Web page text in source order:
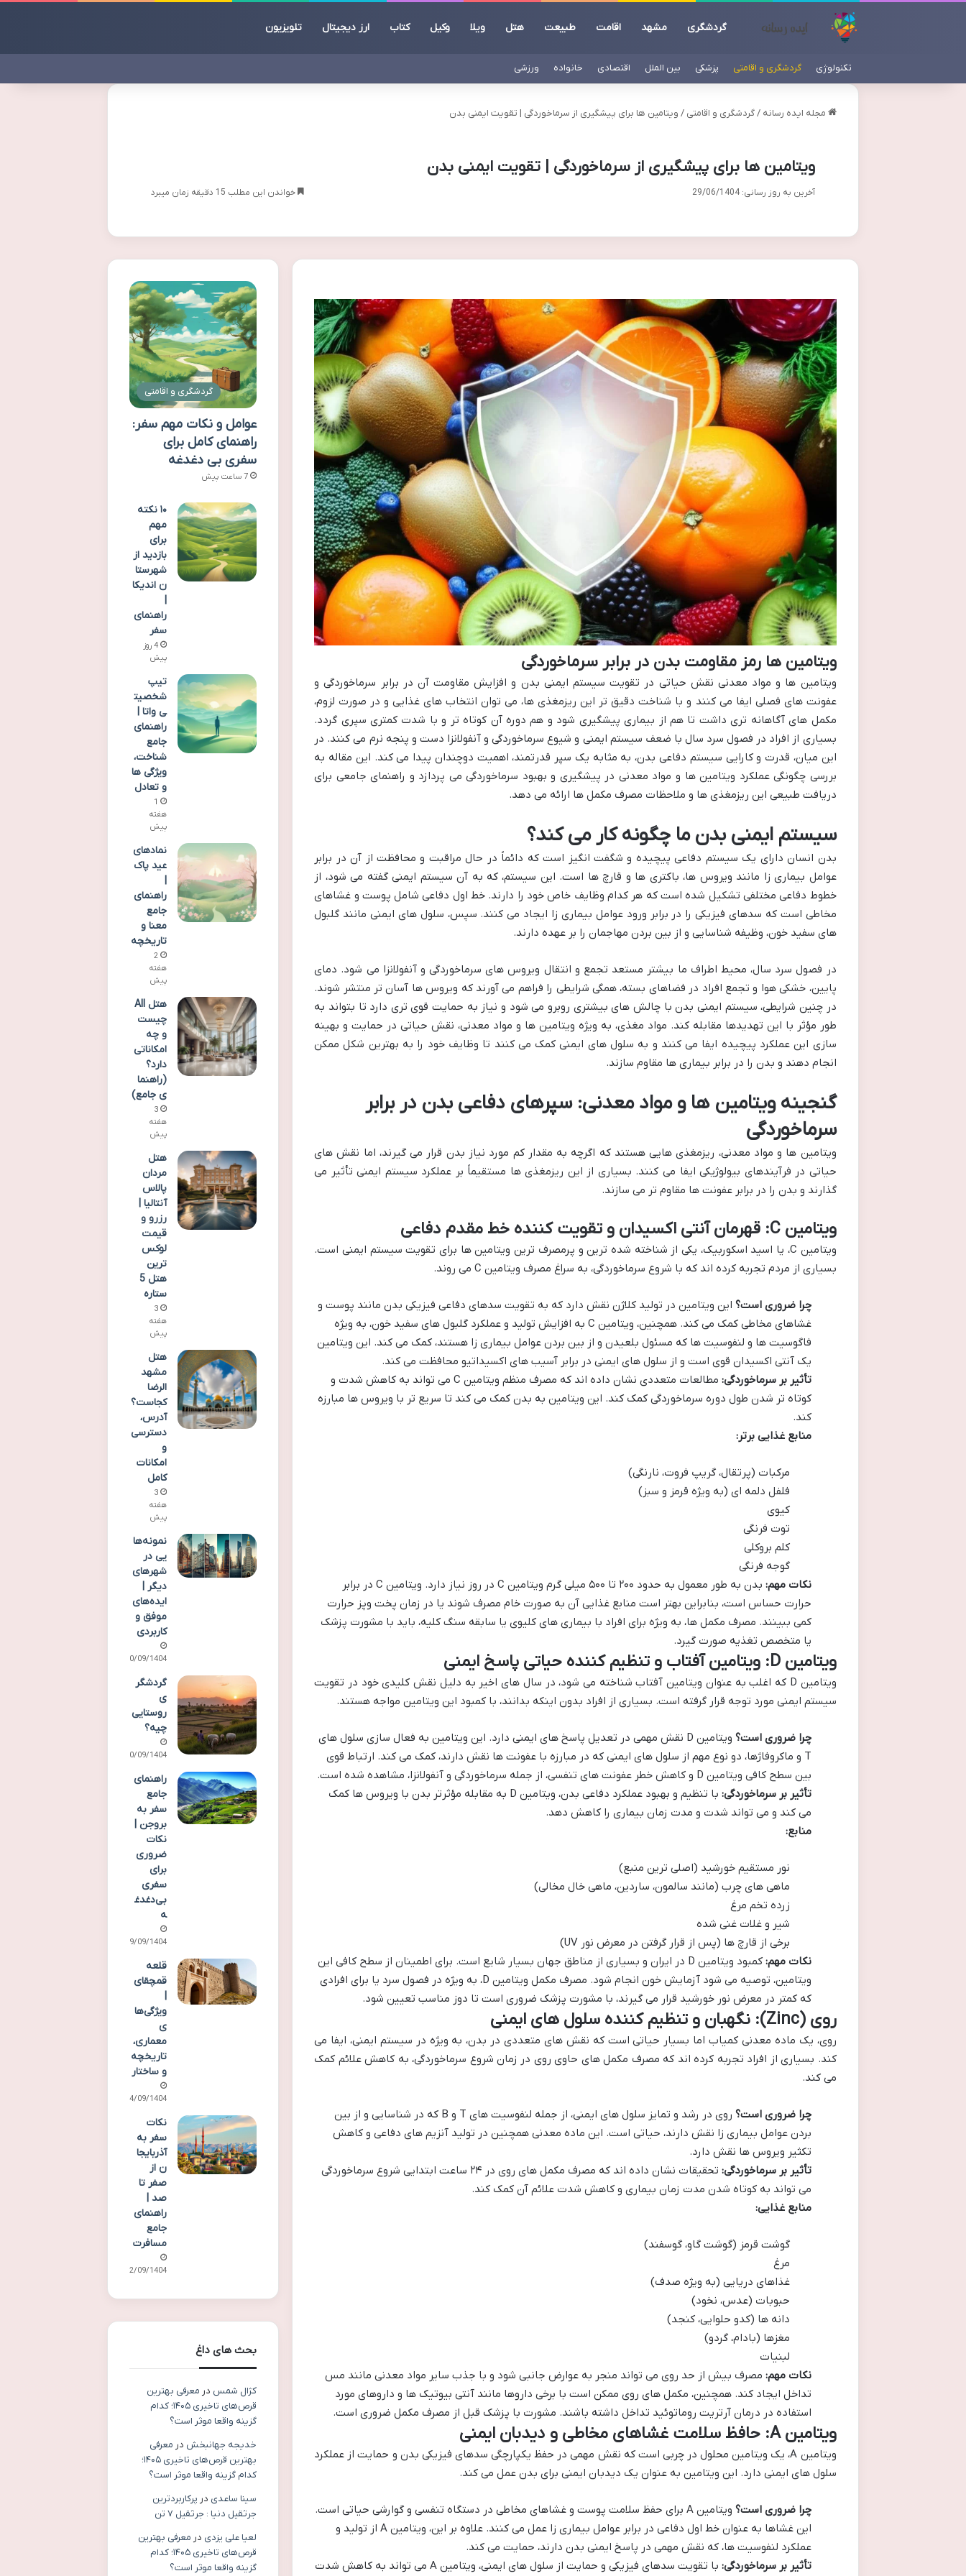
گردشگری مشهد اقامت طبیعت هتل ویلا وکیل کتاب ارز دیجیتال تلویزیون
تکنولوژی گردشگری و اقامتی پزشکی بین الملل اقتصادی خانواده ورزشی
مجله ایده رسانه / گردشگری و اقامتی / ویتامین ها برای پیشگیری از سرماخوردگی | تقویت ایمنی بدن
ویتامین ها برای پیشگیری از سرماخوردگی | تقویت ایمنی بدن
آخرین به روز رسانی: 29/06/1404 خواندن این مطلب 15 دقیقه زمان میبرد
ویتامین ها رمز مقاومت بدن در برابر سرماخوردگی
ویتامین ها و مواد معدنی نقش حیاتی در تقویت سیستم ایمنی بدن و افزایش مقاومت آن در برابر سرماخوردگی و
عفونت های فصلی ایفا می کنند و با شناخت دقیق تر این ریزمغذی ها، می توان انتخاب های غذایی و در صورت لزوم،
مکمل های آگاهانه تری داشت تا هم از بیماری پیشگیری شود و هم دوره آن کوتاه تر و با شدت کمتری سپری گردد.
بسیاری از افراد در فصول سرد سال با ضعف سیستم ایمنی و شیوع سرماخوردگی و آنفولانزا دست و پنجه نرم می کنند. در
این میان، قدرت و کارایی سیستم دفاعی بدن، به مثابه یک سپر قدرتمند، اهمیت دوچندان پیدا می کند. این مقاله به
بررسی چگونگی عملکرد ویتامین ها و مواد معدنی در پیشگیری و بهبود سرماخوردگی می پردازد و راهنمای جامعی برای
دریافت طبیعی این ریزمغذی ها و ملاحظات مصرف مکمل ها ارائه می دهد.
سیستم ایمنی بدن ما چگونه کار می کند؟
بدن انسان دارای یک سیستم دفاعی پیچیده و شگفت انگیز است که دائماً در حال مراقبت و محافظت از آن در برابر
عوامل بیماری زا مانند ویروس ها، باکتری ها و قارچ ها است. این سیستم، که به آن سیستم ایمنی گفته می شود، از
خطوط دفاعی مختلفی تشکیل شده است که هر کدام وظایف خاص خود را دارند. خط اول دفاعی شامل پوست و غشاهای
مخاطی است که سدهای فیزیکی را در برابر ورود عوامل بیماری زا ایجاد می کنند. سپس، سلول های ایمنی مانند گلبول
های سفید خون، وظیفه شناسایی و از بین بردن مهاجمان را بر عهده دارند.
در فصول سرد سال، محیط اطراف ما بیشتر مستعد تجمع و انتقال ویروس های سرماخوردگی و آنفولانزا می شود. دمای
پایین، خشکی هوا و تجمع افراد در فضاهای بسته، همگی شرایطی را فراهم می آورند که ویروس ها آسان تر منتشر شوند.
در چنین شرایطی، سیستم ایمنی بدن با چالش های بیشتری روبرو می شود و نیاز به حمایت قوی تری دارد تا بتواند به
طور مؤثر با این تهدیدها مقابله کند. مواد مغذی، به ویژه ویتامین ها و مواد معدنی، نقش حیاتی در حمایت و بهینه
سازی این عملکرد پیچیده ایفا می کنند و به سلول های ایمنی کمک می کنند تا وظایف خود را به بهترین شکل ممکن
انجام دهند و بدن را در برابر بیماری ها مقاوم سازند.
گنجینه ویتامین ها و مواد معدنی: سپرهای دفاعی بدن در برابر
سرماخوردگی
ویتامین ها و مواد معدنی، ریزمغذی هایی هستند که اگرچه به مقدار کم مورد نیاز بدن قرار می گیرند، اما نقش های
حیاتی در فرآیندهای بیولوژیکی ایفا می کنند. بسیاری از این ریزمغذی ها مستقیماً بر عملکرد سیستم ایمنی تأثیر می
گذارند و بدن را در برابر عفونت ها مقاوم تر می سازند.
ویتامین C: قهرمان آنتی اکسیدان و تقویت کننده خط مقدم دفاعی
ویتامین C، یا اسید اسکوربیک، یکی از شناخته شده ترین و پرمصرف ترین ویتامین ها برای تقویت سیستم ایمنی است.
بسیاری از مردم تجربه کرده اند که با شروع سرماخوردگی، به سراغ مصرف ویتامین C می روند.
چرا ضروری است؟ این ویتامین در تولید کلاژن نقش دارد که به تقویت سدهای دفاعی فیزیکی بدن مانند پوست و
غشاهای مخاطی کمک می کند. همچنین، ویتامین C به افزایش تولید و عملکرد گلبول های سفید خون، به ویژه
فاگوسیت ها و لنفوسیت ها که مسئول بلعیدن و از بین بردن عوامل بیماری زا هستند، کمک می کند. این ویتامین
یک آنتی اکسیدان قوی است و از سلول های ایمنی در برابر آسیب های اکسیداتیو محافظت می کند.
تأثیر بر سرماخوردگی:
مطالعات متعددی نشان داده اند که مصرف منظم ویتامین C می تواند به کاهش شدت و
کوتاه تر شدن طول دوره سرماخوردگی کمک کند. این ویتامین به بدن کمک می کند تا سریع تر با ویروس ها مبارزه
کند.
منابع غذایی برتر:
مرکبات (پرتقال، گریپ فروت، نارنگی)
فلفل دلمه ای (به ویژه قرمز و سبز)
کیوی
توت فرنگی
کلم بروکلی
گوجه فرنگی
نکات مهم:
بدن به طور معمول به حدود ۲۰۰ تا ۵۰۰ میلی گرم ویتامین C در روز نیاز دارد. ویتامین C در برابر
حرارت حساس است، بنابراین بهتر است منابع غذایی آن به صورت خام مصرف شوند یا در زمان پخت وپز حرارت
کمی ببینند. مصرف مکمل ها، به ویژه برای افراد با بیماری های کلیوی یا سابقه سنگ کلیه، باید با مشورت پزشک
یا متخصص تغذیه صورت گیرد.
ویتامین D: ویتامین آفتاب و تنظیم کننده حیاتی پاسخ ایمنی
ویتامین D که اغلب به عنوان ویتامین آفتاب شناخته می شود، در سال های اخیر به دلیل نقش کلیدی خود در تقویت
سیستم ایمنی مورد توجه قرار گرفته است. بسیاری از افراد بدون اینکه بدانند، با کمبود این ویتامین مواجه هستند.
چرا ضروری است؟
ویتامین D نقش مهمی در تعدیل پاسخ های ایمنی دارد. این ویتامین به فعال سازی سلول های
T و ماکروفاژها، دو نوع مهم از سلول های ایمنی که در مبارزه با عفونت ها نقش دارند، کمک می کند. ارتباط قوی
بین سطح کافی ویتامین D و کاهش خطر عفونت های تنفسی، از جمله سرماخوردگی و آنفولانزا، مشاهده شده است.
تأثیر بر سرماخوردگی:
با تنظیم و بهبود عملکرد دفاعی بدن، ویتامین D به مقابله مؤثرتر بدن با ویروس ها کمک
می کند و می تواند شدت و مدت زمان بیماری را کاهش دهد.
منابع:
نور مستقیم خورشید (اصلی ترین منبع)
ماهی های چرب (مانند سالمون، ساردین، ماهی خال مخالی)
زرده تخم مرغ
شیر و غلات غنی شده
برخی از قارچ ها (پس از قرار گرفتن در معرض نور UV)
نکات مهم:
کمبود ویتامین D در ایران و بسیاری از مناطق جهان بسیار شایع است. برای اطمینان از سطح کافی این
ویتامین، توصیه می شود آزمایش خون انجام شود. مصرف مکمل ویتامین D، به ویژه در فصول سرد یا برای افرادی
که کمتر در معرض نور خورشید قرار می گیرند، با مشورت پزشک ضروری است تا دوز مناسب تعیین شود.
روی (Zinc): نگهبان و تنظیم کننده سلول های ایمنی
روی، یک ماده معدنی کمیاب اما بسیار حیاتی است که نقش های متعددی در بدن، به ویژه در سیستم ایمنی، ایفا می
کند. بسیاری از افراد تجربه کرده اند که مصرف مکمل های حاوی روی در زمان شروع سرماخوردگی، به کاهش علائم کمک
می کند.
چرا ضروری است؟
روی در رشد و تمایز سلول های ایمنی، از جمله لنفوسیت های T و B که در شناسایی و از بین
بردن عوامل بیماری زا نقش دارند، حیاتی است. این ماده معدنی همچنین در تولید آنزیم های دفاعی و کاهش
تکثیر ویروس ها نقش دارد.
تأثیر بر سرماخوردگی:
تحقیقات نشان داده اند که مصرف مکمل های روی در ۲۴ ساعت ابتدایی شروع سرماخوردگی
می تواند به کوتاه شدن مدت زمان بیماری و کاهش شدت علائم آن کمک کند.
منابع غذایی:
گوشت قرمز (گوشت گاو، گوسفند)
مرغ
غذاهای دریایی (به ویژه صدف)
حبوبات (عدس، نخود)
دانه ها (کدو حلوایی، کنجد)
مغزها (بادام، گردو)
لبنیات
نکات مهم: مصرف بیش از حد روی می تواند منجر به عوارض جانبی شود و با جذب سایر مواد معدنی مانند مس
تداخل ایجاد کند. همچنین، مکمل های روی ممکن است با برخی داروها مانند آنتی بیوتیک ها و داروهای مورد
استفاده در درمان آرتریت روماتوئید تداخل داشته باشند. مشورت با پزشک قبل از مصرف مکمل ضروری است.
ویتامین A: حافظ سلامت غشاهای مخاطی و دیدبان ایمنی
ویتامین A، یک ویتامین محلول در چربی است که نقش مهمی در حفظ یکپارچگی سدهای فیزیکی بدن و حمایت از عملکرد
سلول های ایمنی دارد. این ویتامین به عنوان یک دیدبان ایمنی برای بدن عمل می کند.
چرا ضروری است؟
ویتامین A برای حفظ سلامت پوست و غشاهای مخاطی در دستگاه تنفسی و گوارشی حیاتی است.
این غشاها به عنوان خط اول دفاعی در برابر عوامل بیماری زا عمل می کنند. علاوه بر این، ویتامین A از تولید و
عملکرد لنفوسیت ها، که نقش مهمی در پاسخ ایمنی بدن دارند، حمایت می کند.
تأثیر بر سرماخوردگی:
با تقویت سدهای فیزیکی و حمایت از سلول های ایمنی، ویتامین A می تواند به کاهش شدت
گردشگری و اقامتی
عوامل و نکات مهم سفر:
راهنمای کامل برای
سفری بی دغدغه
7 ساعت پیش
۱۰ نکته
مهم
برای
بازدید از
شهرستا
ن اندیکا
راهنمای
سفر
4 روز
پیش
تیپ
شخصیت
ی واتا |
راهنمای
جامع
شناخت،
ویژگی ها
و تعادل
1
هفته
پیش
نمادهای
عید پاک
راهنمای
جامع
معنا و
تاریخچه
2
هفته
پیش
هتل All
چیست
و چه
امکاناتی
دارد؟
(راهنما
ی جامع)
3
هفته
پیش
هتل
مردان
پالاس
آنتالیا |
رزرو و
قیمت
لوکس
ترین
هتل 5
ستاره
3
هفته
پیش
هتل
مشهد
الرضا
کجاست؟
آدرس،
دسترسی
و
امکانات
کامل
3
هفته
پیش
نمونه‌ها
یی در
شهرهای
دیگر |
ایده‌های
موفق و
کاربردی
30/09/1404
گردشگر
ی
روستایی
چیه؟
30/09/1404
راهنمای
جامع
سفر به
بروجن |
نکات
ضروری
برای
سفری
بی‌دغدغ
ه
29/09/1404
قلعه
قمچقای
ویژگی‌ها
ی
معماری،
تاریخچه
و ساختار
24/09/1404
نکات
سفر به
آذربایجا
ن از
صفر تا
صد |
راهنمای
جامع
مسافرت
22/09/1404
بحث های داغ
کژال شمس در معرفی بهترین
قرص‌های تاخیری ۱۴۰۵؛ کدام
گزینه واقعا موثر است؟
خدیجه جهانبخش در معرفی
بهترین قرص‌های تاخیری ۱۴۰۵؛
کدام گزینه واقعا موثر است؟
سینا ساعدی در پرکاربردترین
جرثقیل دنیا : جرثقیل ۷ تن
لعیا علی یزدی در معرفی بهترین
قرص‌های تاخیری ۱۴۰۵؛ کدام
گزینه واقعا موثر است؟